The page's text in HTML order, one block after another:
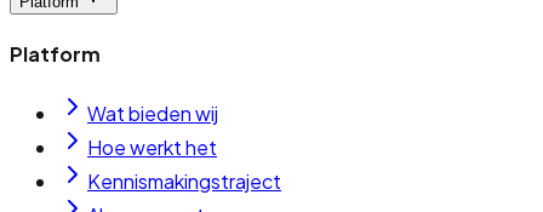
Platform
Wat bieden wij
Hoe werkt het
Kennismakingstraject